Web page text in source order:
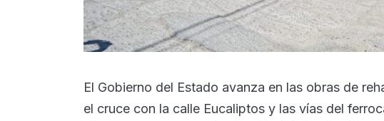
El Gobierno del Estado avanza en las obras de
el cruce con la calle Eucaliptos y las vías del